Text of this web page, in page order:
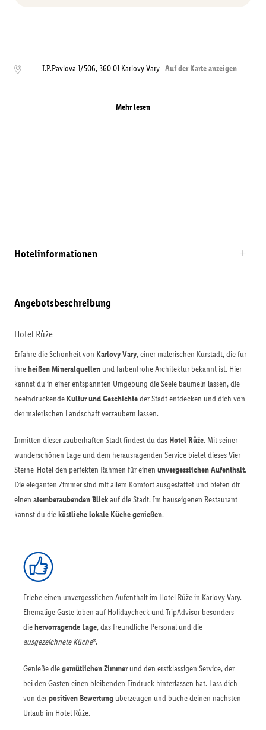
I.P.Pavlova 1/506,360 01 Karlovy Vary Auf der Karte anzeigen
Mehr lesen
Hotelinformationen
Angebotsbeschreibung
Hotel Růže
Erfahre die Schönheit von Karlovy Vary, einer malerischen Kurstadt, die für
ihreheißen Mineralquellen und farbenfrohe Architektur bekannt ist. Hier
kannst du in einer entspannten Umgebung die Seele baumeln lassen, die
beeindruckende Kultur und Geschichteder Stadt entdecken und dich von
der malerischen Landschaft verzaubern lassen.
Inmitten dieser zauberhaften Stadt findest du das Hotel Růže. Mit seiner
wunderschönen Lage und dem herausragenden Service bietet dieses Vier-
Sterne-Hotel den perfekten Rahmen für einen unvergesslichen Aufenthalt.
Die eleganten Zimmer sind mit allem Komfort ausgestattet und bieten dir
einen atemberaubenden Blickauf die Stadt. Im hauseigenen Restaurant
kannst du dieköstliche lokale Küche genießen.
Erlebe einen unvergesslichen Aufenthalt im Hotel Růže in Karlovy Vary.
Ehemalige Gäste loben auf Holidaycheck und TripAdvisor besonders
diehervorragende Lage, das freundliche Personal und die
ausgezeichnete Küche*.
Genieße diegemütlichen Zimmerund den erstklassigen Service, der
bei den Gästen einen bleibenden Eindruck hinterlassen hat. Lass dich
von derpositiven Bewertung überzeugen und buche deinen nächsten
Urlaub im Hotel Růže.